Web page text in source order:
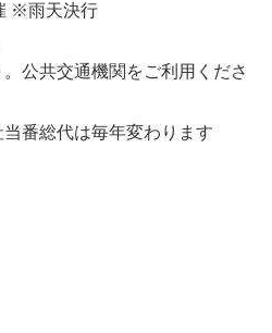
※雨天決行
。公共交通機関をご利用くださ
当番総代は毎年変わります